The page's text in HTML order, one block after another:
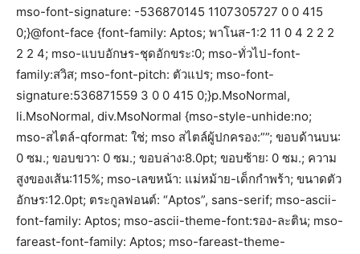
mso-font-signature: -536870145 1107305727 0 0 415
0;}@font-face {font-family: Aptos; พาโนส-1:2 11 0 4 2 2 2
2 2 4; mso-แบบอักษร-ชุดอักขระ:0; mso-ทั่วไป-font-
family:สวิส; mso-font-pitch: ตัวแปร; mso-font-
signature:536871559 3 0 0 415 0;}p.MsoNormal,
li.MsoNormal, div.MsoNormal {mso-style-unhide:no;
mso-สไตล์-qformat: ใช่; mso สไตล์ผู้ปกครอง:””; ขอบด้านบน:
0 ซม.; ขอบขวา: 0 ซม.; ขอบล่าง:8.0pt; ขอบซ้าย: 0 ซม.; ความ
สูงของเส้น:115%; mso-เลขหน้า: แม่หม้าย-เด็กกำพร้า; ขนาดตัว
อักษร:12.0pt; ตระกูลฟอนต์: “Aptos”, sans-serif; mso-ascii-
font-family: Aptos; mso-ascii-theme-font:รอง-ละติน; mso-
fareast-font-family: Aptos; mso-fareast-theme-